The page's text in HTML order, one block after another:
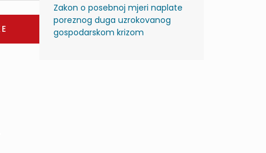
Zakon o posebnoj mjeri naplate
poreznog duga uzrokovanog
gospodarskom krizom